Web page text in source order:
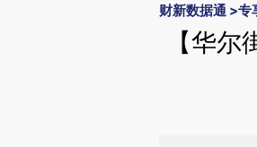
财新数据通 >专
【华